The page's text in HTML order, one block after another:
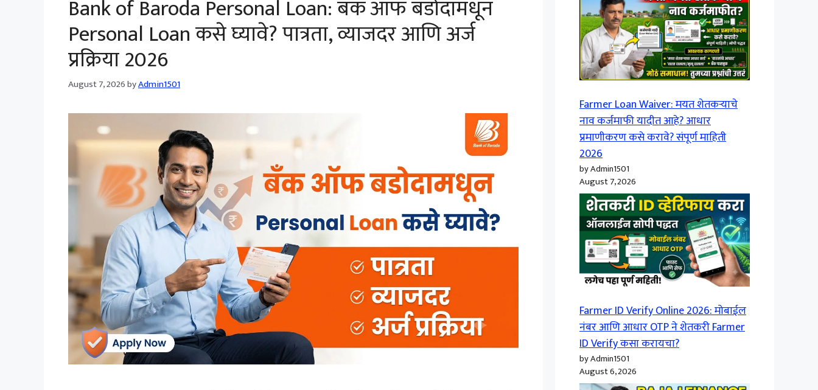
Bank of Baroda Personal Loan: बँक ऑफ बडोदामधून
Personal Loan कसे घ्यावे? पात्रता, व्याजदर आणि अर्ज
प्रक्रिया 2026
August 7, 2026byAdmin1501
Farmer Loan Waiver: मयत शेतकऱ्याचे
नाव कर्जमाफी यादीत आहे? आधार
प्रमाणीकरण कसे करावे? संपूर्ण माहिती
2026
by Admin1501
August 7, 2026
Farmer ID Verify Online 2026: मोबाईल
नंबर आणि आधार OTP ने शेतकरी Farmer
ID Verify कसा करायचा?
by Admin1501
August 6, 2026